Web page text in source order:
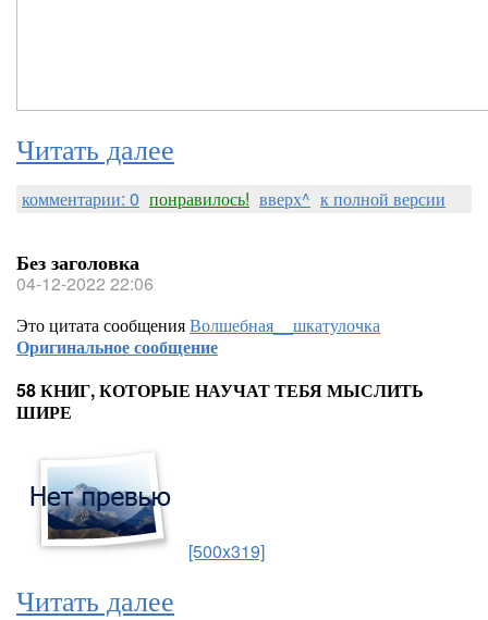
Читать далее
комментарии: 0 понравилось! вверх^ к полной версии
Без заголовка
04-12-2022 22:06
Это цитата сообщенияВолшебная__шкатулочка
Оригинальное сообщение
58 КНИГ, КОТОРЫЕ НАУЧАТ ТЕБЯ МЫСЛИТЬ
ШИРЕ
[500x319]
Читать далее